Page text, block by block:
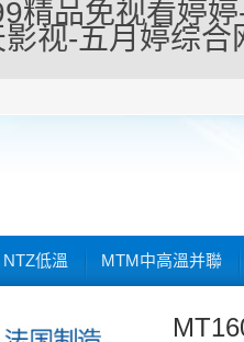
品免视看婷
视-五月婷综
NTZ低溫 MTM中高溫并聯